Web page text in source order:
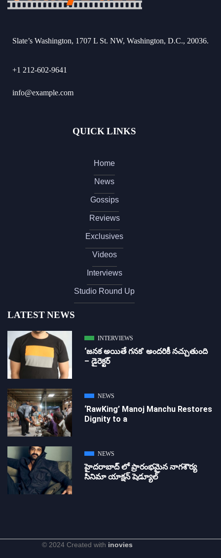
Slate’s Washington, 1707 L St. NW, Washington, D.C., 20036.
+1 212-602-9641
info@example.com
QUICK LINKS
Home
News
Gossips
Reviews
Exclusives
Videos
Interviews
Studio Round Up
LATEST NEWS
INTERVIEWS
‘జ‌న‌క అయితే గ‌న‌క‌’ అందరికీ నచ్చుతుంది
– డైరెక్ట‌ర్
NEWS
‘RawKing’ Manoj Manchu Restores
Dignity to a
NEWS
హైదరాబాద్ లో ప్రారంభమైన నాగశౌర్య
సినిమా యాక్షన్ షెడ్యూల్
© 2024 Created with inovies